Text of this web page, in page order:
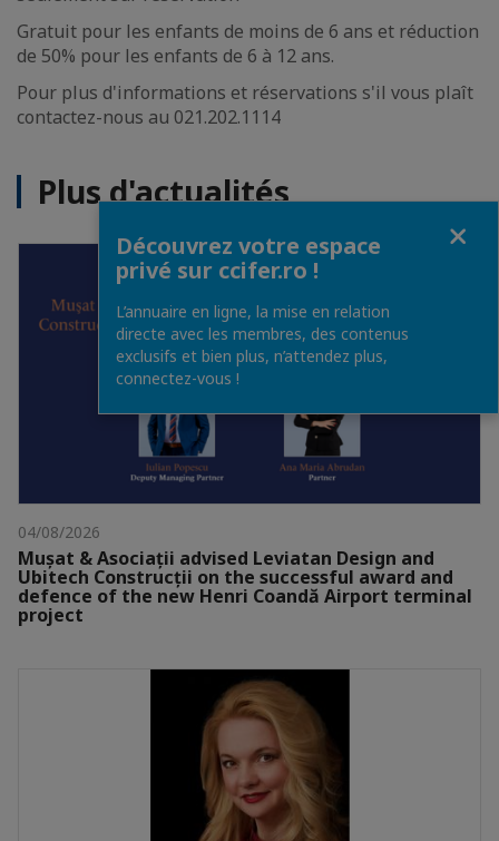
Gratuit pour les enfants de moins de 6 ans et réduction
de 50% pour les enfants de 6 à 12 ans.
Pour plus d'informations et réservations s'il vous plaît
contactez-nous au 021.202.1114
Plus d'actualités
04/08/2026
Mușat & Asociații advised Leviatan Design and
Ubitech Construcții on the successful award and
defence of the new Henri Coandă Airport terminal
project
Découvrez votre espace
privé sur ccifer.ro !
L’annuaire en ligne, la mise en relation
directe avec les membres, des contenus
exclusifs et bien plus, n’attendez plus,
connectez-vous !